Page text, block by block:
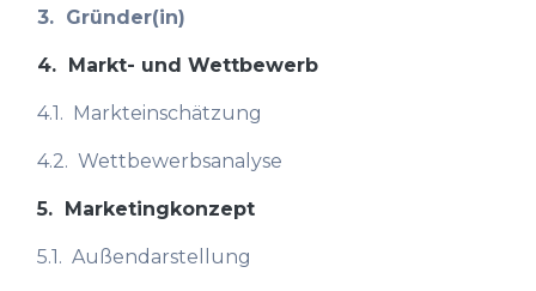
3. Gründer(in)
4. Markt- und Wettbewerb
4.1. Markteinschätzung
4.2. Wettbewerbsanalyse
5. Marketingkonzept
5.1. Außendarstellung